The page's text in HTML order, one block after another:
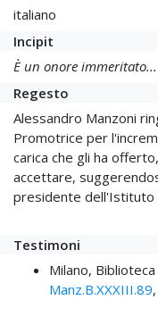
italiano
Incipit
È un onore immeritato...
Regesto
Alessandro Manzoni
Promotrice per
carica che gli ha
accettare,
presidente dell'Istituto
Testimoni
Milano,
Manz.B.XXXIII.89